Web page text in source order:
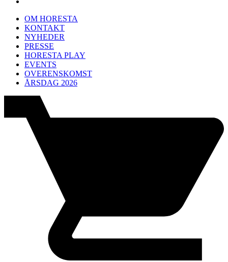
OM HORESTA
KONTAKT
NYHEDER
PRESSE
HORESTA PLAY
EVENTS
OVERENSKOMST
ÅRSDAG 2026